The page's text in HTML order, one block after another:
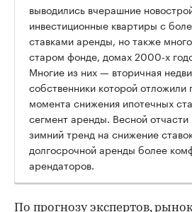
выводились вчерашние
инвестиционные квартиры с
ставками аренды, но также
старом фонде, домах 2000-х
Многие из них — вторичная
собственники которой отложили
момента снижения ипотечных
сегмент аренды. Весной
зимний тренд на снижение
долгосрочной аренды более
арендаторов.
По прогнозу экспертов,